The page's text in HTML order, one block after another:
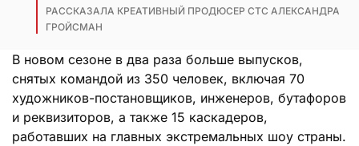
РАССКАЗАЛА КРЕАТИВНЫЙ ПРОДЮСЕР СТС АЛЕКСАНДРА
ГРОЙСМАН
В новом сезоне в два раза больше выпусков,
снятых командой из 350 человек, включая 70
художников-постановщиков, инженеров, бутафоров
и реквизиторов, а также 15 каскадеров,
работавших на главных экстремальных шоу страны.